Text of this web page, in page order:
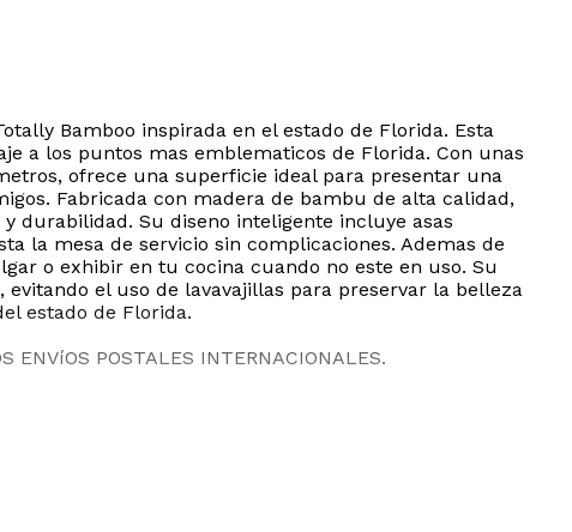
Bamboo inspirada en el estado de Florida. Esta
a los puntos mas emblematicos de Florida. Con unas
ofrece una superficie ideal para presentar una
Fabricada con madera de bambu de alta calidad,
durabilidad. Su diseno inteligente incluye asas
la mesa de servicio sin complicaciones. Ademas de
o exhibir en tu cocina cuando no este en uso. Su
el uso de lavavajillas para preservar la belleza
estado de Florida.
ENVíOS POSTALES INTERNACIONALES.